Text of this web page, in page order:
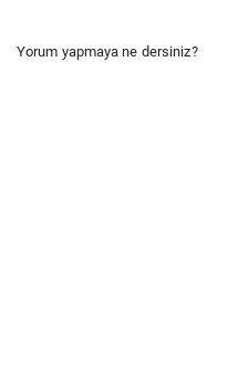
Yorum yapmaya ne dersiniz?